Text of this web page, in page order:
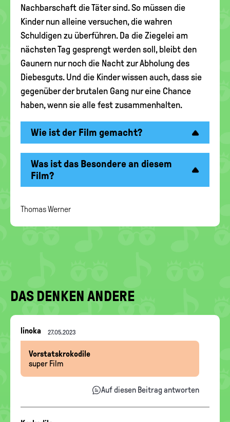
Nachbarschaft die Täter sind. So müssen die
Kinder nun alleine versuchen, die wahren
Schuldigen zu überführen. Da die Ziegelei am
nächsten Tag gesprengt werden soll, bleibt den
Gaunern nur noch die Nacht zur Abholung des
Diebesguts. Und die Kinder wissen auch, dass sie
gegenüber der brutalen Gang nur eine Chance
haben, wenn sie alle fest zusammenhalten.
Wie ist der Film gemacht?
Was ist das Besondere an diesem
Film?
Thomas Werner
DAS DENKEN ANDERE
Nachrichten-
Thread
linoka 27.05.2023
Vorstatskrokodile
super Film
Auf diesen Beitrag antworten